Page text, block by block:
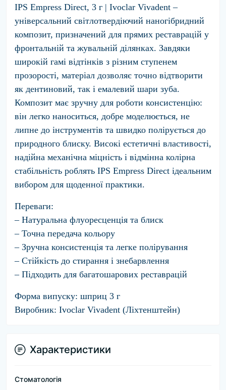
IPS Empress Direct, 3 г | Ivoclar Vivadent –
універсальний світлотвердіючий наногібридний
композит, призначений для прямих реставрацій у
фронтальній та жувальній ділянках. Завдяки
широкій гамі відтінків з різним ступенем
прозорості, матеріал дозволяє точно відтворити
як дентиновий, так і емалевий шари зуба.
Композит має зручну для роботи консистенцію:
він легко наноситься, добре моделюється, не
липне до інструментів та швидко полірується до
природного блиску. Високі естетичні властивості,
надійна механічна міцність і відмінна колірна
стабільність роблять IPS Empress Direct ідеальним
вибором для щоденної практики.
Переваги:
– Натуральна флуоресценція та блиск
– Точна передача кольору
– Зручна консистенція та легке полірування
– Стійкість до стирання і знебарвлення
– Підходить для багатошарових реставрацій
Форма випуску: шприц 3 г
Виробник: Ivoclar Vivadent (Ліхтенштейн)
Характеристики
Стоматологія